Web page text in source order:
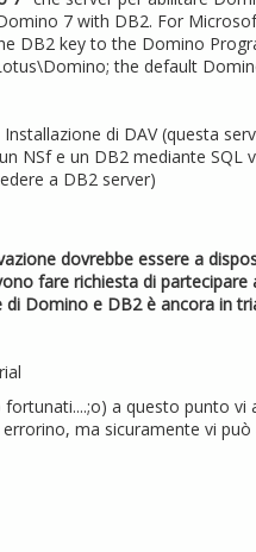
7 with DB2. For
DB2 key to the Domino
the default
Installazione di DAV (questa
NSf e un DB2 mediante SQL
a DB2 server)
dovrebbe essere a
fare richiesta di
Domino e DB2 è ancora in
a questo punto
ma sicuramente vi